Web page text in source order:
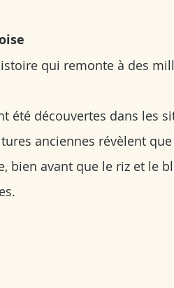
qui remonte à des
été découvertes dans les
anciennes révèlent
bien avant que le riz et le